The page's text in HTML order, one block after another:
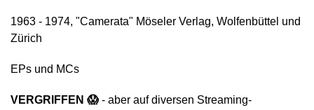
1963 - 1974, "Camerata" Möseler Verlag, Wolfenbüttel und
Zürich
EPs und MCs
VERGRIFFEN 😱 - aber auf diversen Streaming-